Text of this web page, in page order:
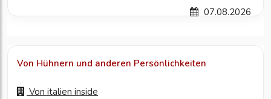
07.08.2026
Von Hühnern und anderen Persönlichkeiten
Von italien inside